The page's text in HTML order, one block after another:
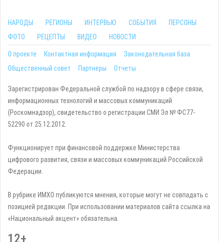
НАРОДЫ РЕГИОНЫ ИНТЕРВЬЮ СОБЫТИЯ
ПЕРСОНЫ
ФОТО
РЕЦЕПТЫ ВИДЕО НОВОСТИ
О проекте Контактная информация
Законодательная база
Общественный совет
Партнеры Отчеты
Зарегистрирован Федеральной службой по надзору в сфере связи,
информационных технологий и массовых коммуникаций
(Роскомнадзор), свидетельство о регистрации СМИ Эл № ФС77-
52290 от 25.12.2012.
Функционирует при финансовой поддержке Министерства
цифрового развития, связи и массовых коммуникаций Российской
Федерации.
В рубрике ИМХО публикуются мнения, которые могут не совпадать с
позицией редакции. При использовании материалов сайта ссылка на
«Национальный акцент» обязательна.
12+